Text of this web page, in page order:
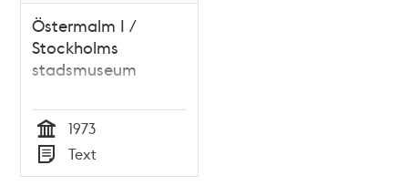
Östermalm I /
Stockholms
stadsmuseum
Tid
1973
Typ
Text